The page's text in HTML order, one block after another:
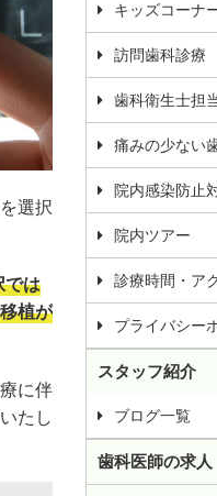
選択
では
植が
に伴
たし
キッズコーナ
訪問歯科診療
歯科衛生士担
痛みの少ない
院内感染防止
院内ツアー
診療時間・ア
プライバシー
スタッフ紹介
ブログ一覧
歯科医師の求人